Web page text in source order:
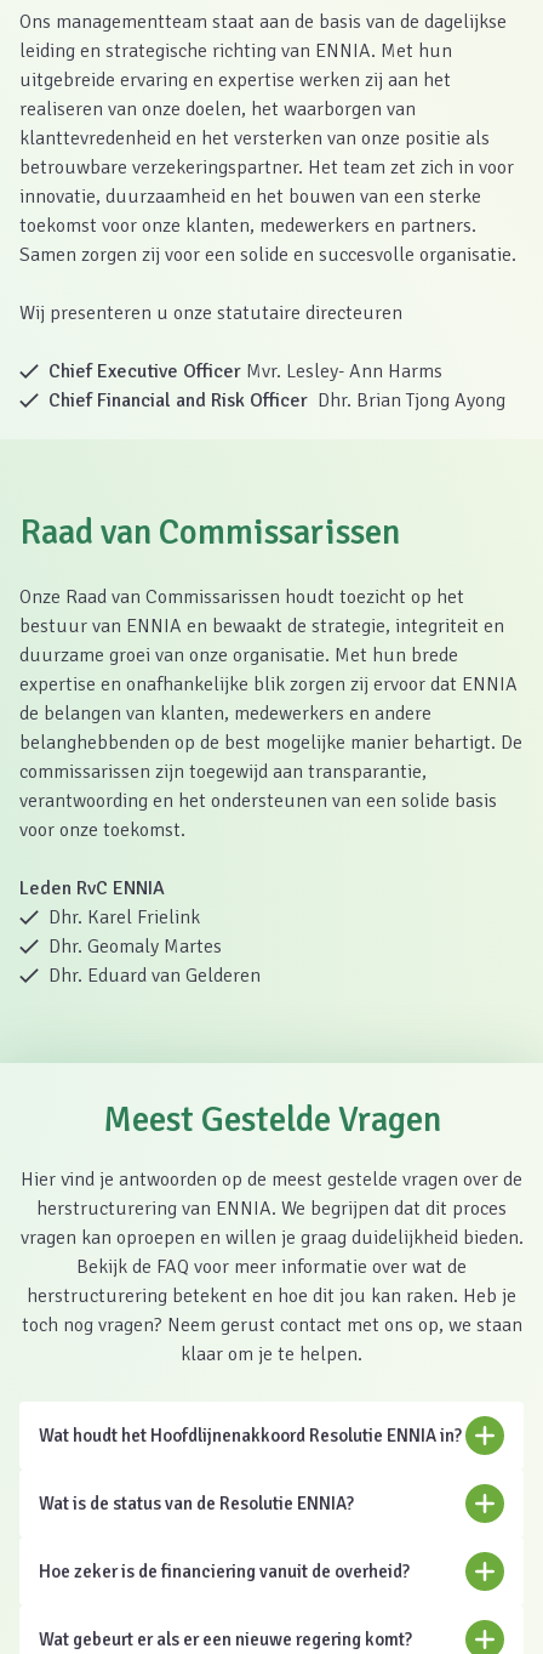
Ons managementteam staat aan de basis van de dagelijkse
leiding en strategische richting van ENNIA. Met hun
uitgebreide ervaring en expertise werken zij aan het
realiseren van onze doelen, het waarborgen van
klanttevredenheid en het versterken van onze positie als
betrouwbare verzekeringspartner. Het team zet zich in voor
innovatie, duurzaamheid en het bouwen van een sterke
toekomst voor onze klanten, medewerkers en partners.
Samen zorgen zij voor een solide en succesvolle organisatie.
Wij presenteren u onze statutaire directeuren
Chief Executive Officer Mvr. Lesley- Ann Harms
Chief Financial and Risk Officer Dhr. Brian Tjong Ayong
Raad van Commissarissen
Onze Raad van Commissarissen houdt toezicht op het
bestuur van ENNIA en bewaakt de strategie, integriteit en
duurzame groei van onze organisatie. Met hun brede
expertise en onafhankelijke blik zorgen zij ervoor dat ENNIA
de belangen van klanten, medewerkers en andere
belanghebbenden op de best mogelijke manier behartigt. De
commissarissen zijn toegewijd aan transparantie,
verantwoording en het ondersteunen van een solide basis
voor onze toekomst.
Leden RvC ENNIA
Dhr. Karel Frielink
Dhr. Geomaly Martes
Dhr. Eduard van Gelderen
Meest Gestelde Vragen
Hier vind je antwoorden op de meest gestelde vragen over de
herstructurering van ENNIA. We begrijpen dat dit proces
vragen kan oproepen en willen je graag duidelijkheid bieden.
Bekijk de FAQ voor meer informatie over wat de
herstructurering betekent en hoe dit jou kan raken. Heb je
toch nog vragen? Neem gerust contact met ons op, we staan
klaar om je te helpen.
Wat houdt het Hoofdlijnenakkoord Resolutie ENNIA in?
Wat is de status van de Resolutie ENNIA?
Hoe zeker is de financiering vanuit de overheid?
Wat gebeurt er als er een nieuwe regering komt?